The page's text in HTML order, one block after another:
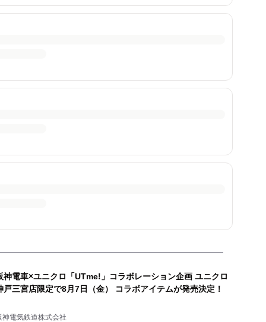
神電車×ユニクロ「UTme!」コラボレーション企画 ユニクロ
戸三宮店限定で8月7日（金） コラボアイテムが発売決定！
神電気鉄道株式会社